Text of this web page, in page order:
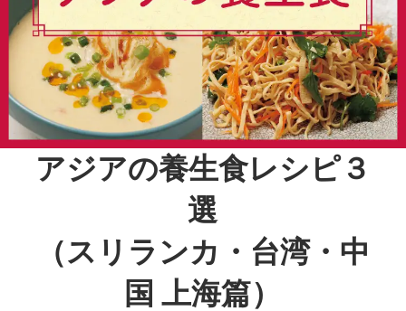
アジアの養生食レシピ３
選
（スリランカ・台湾・中
国 上海篇）